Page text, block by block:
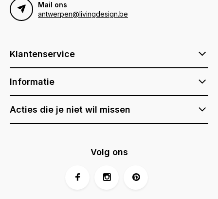
Mail ons
antwerpen@livingdesign.be
Klantenservice
Informatie
Acties die je niet wil missen
Volg ons